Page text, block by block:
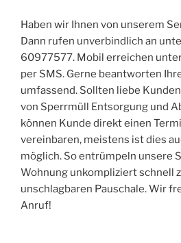
Haben wir Ihnen von unserem
Dann rufen unverbindlich an
60977577. Mobil erreichen
per SMS. Gerne beantworten
umfassend. Sollten liebe
von Sperrmüll Entsorgung und
können Kunde direkt einen
vereinbaren, meistens ist dies
möglich. So entrümpeln unsere
Wohnung unkompliziert schnell
unschlagbaren Pauschale. Wir
Anruf!